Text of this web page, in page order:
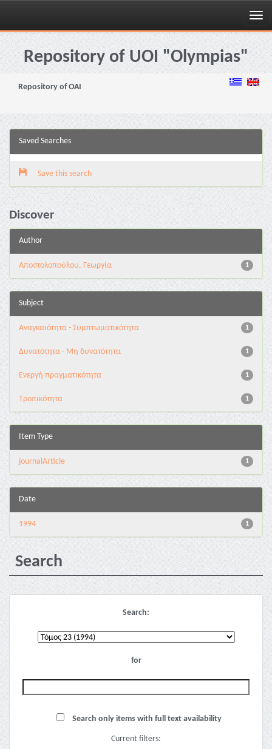
Skip
navigationRepository of UOI "Olympias"
Repository of OAI
Saved Searches
Save this search
Discover
Author
1
Αποστολοπούλου, Γεωργία
Subject
1
Αναγκαιότητα - Συμπτωματικότητα
1
Δυνατότητα - Μη δυνατότητα
1
Ενεργή πραγματικότητα
1
Τροπικότητα
Item Type
1
journalArticle
Date
1
1994
Search
Search:
for
Search only items with full text availability
Current filters: